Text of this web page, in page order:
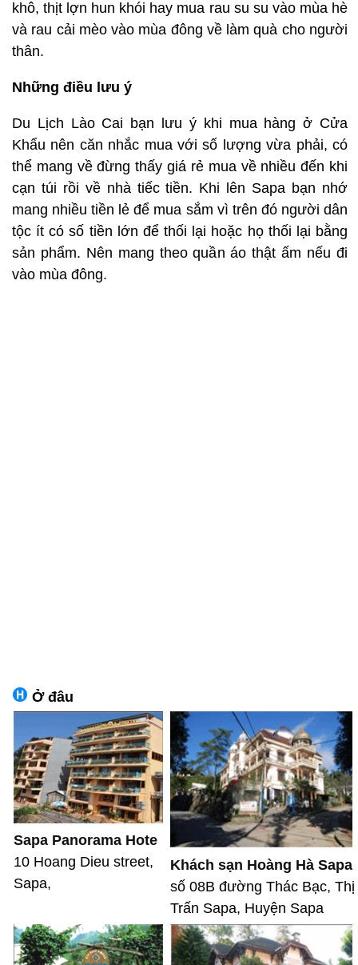
khô, thịt lợn hun khói hay mua rau su su vào mùa hè
và rau cải mèo vào mùa đông về làm quà cho người
thân.
Những điều lưu ý
Du Lịch Lào Cai bạn lưu ý khi mua hàng ở Cửa
Khẩu nên căn nhắc mua với số lượng vừa phải, có
thể mang về đừng thấy giá rẻ mua về nhiều đến khi
cạn túi rồi về nhà tiếc tiền. Khi lên Sapa bạn nhớ
mang nhiều tiền lẻ để mua sắm vì trên đó người dân
tộc ít có số tiền lớn để thối lại hoặc họ thối lại bằng
sản phẩm. Nên mang theo quần áo thật ấm nếu đi
vào mùa đông.
Ở đâu
Sapa Panorama Hote
10 Hoang Dieu street,
Sapa,
Khách sạn Hoàng Hà Sapa
số 08B đường Thác Bạc, Thị
Trấn Sapa, Huyện Sapa